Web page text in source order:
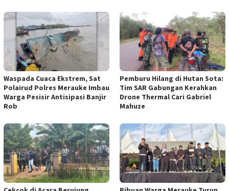
Waspada Cuaca Ekstrem, Sat
Polairud Polres Merauke Imbau
Warga Pesisir Antisipasi Banjir
Rob
Pemburu Hilang di Hutan Sota:
Tim SAR Gabungan Kerahkan
Drone Thermal Cari Gabriel
Mahuze